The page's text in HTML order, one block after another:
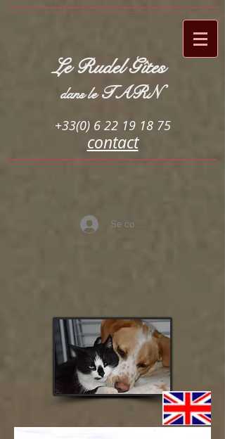
Le Rudel Gîtes
dans leTARN
+33(0) 6 22 19 18 75
contact
Se connecter